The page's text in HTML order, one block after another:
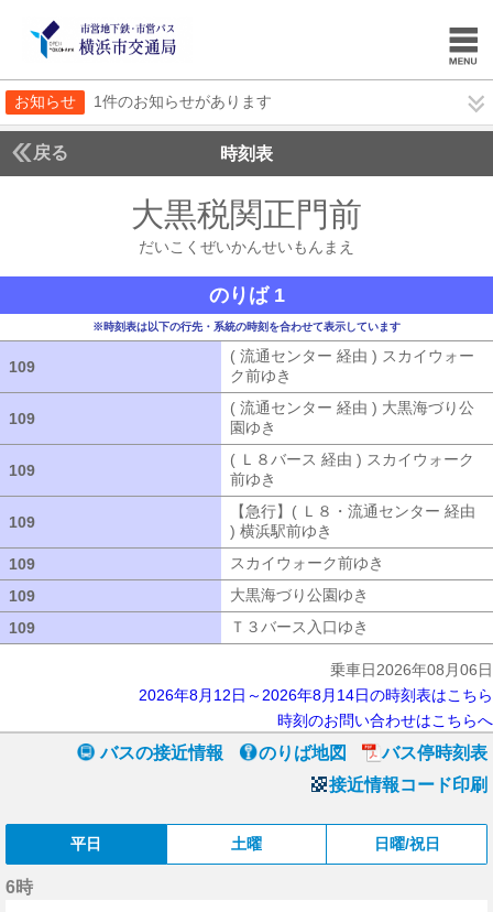
お知らせ 1件のお知らせがあります
戻る 時刻表
大黒税関正門前
だいこくぜいかんせいもんまえ
のりば 1
※時刻表は以下の行先・系統の時刻を合わせて表示しています
109
( 流通センター 経由 ) スカイウォー
ク前ゆき
109
( 流通センター 経由 ) 大黒海づり公
園ゆき
109
( Ｌ８バース 経由 ) スカイウォーク
前ゆき
109
【急行】( Ｌ８・流通センター 経由
) 横浜駅前ゆき
109
スカイウォーク前ゆき
109
大黒海づり公園ゆき
109
Ｔ３バース入口ゆき
乗車日2026年08月06日
2026年8月12日～2026年8月14日の時刻表はこちら
時刻のお問い合わせはこちらへ
バスの接近情報 のりば地図
バス停時刻表
接近情報コード印刷
平日 土曜 日曜/祝日
6時